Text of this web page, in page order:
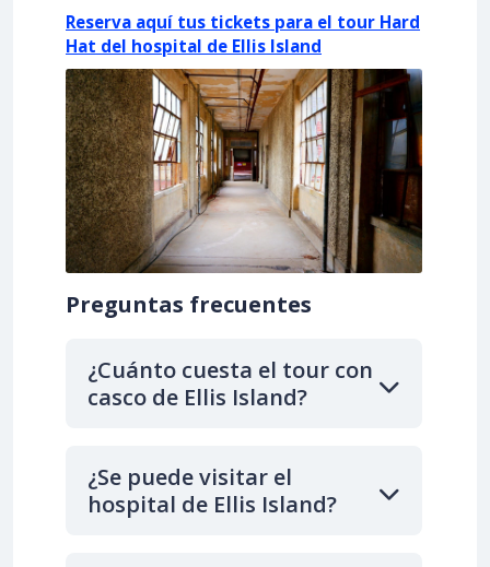
Reserva aquí tus tickets para el tour Hard
Hat del hospital de Ellis Island
Preguntas frecuentes
¿Cuánto cuesta el tour con
casco de Ellis Island?
¿Se puede visitar el
hospital de Ellis Island?